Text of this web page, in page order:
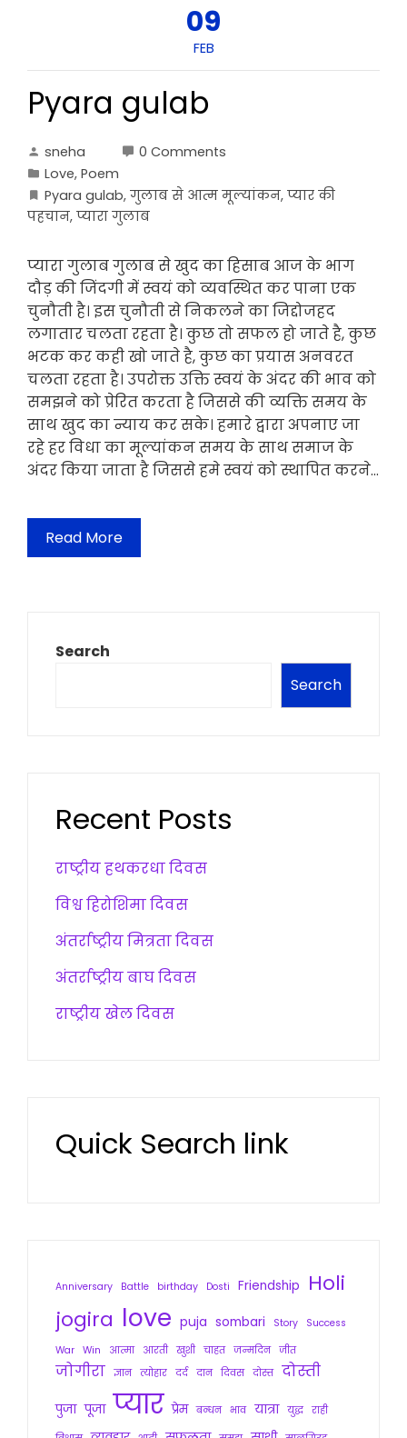
09
FEB
Pyara gulab
sneha
0 Comments
Love, Poem
Pyara gulab, गुलाब से आत्म मूल्यांकन, प्यार की
पहचान, प्यारा गुलाब
प्यारा गुलाब गुलाब से खुद का हिसाब आज के भाग
दौड़ की जिंदगी में स्वयं को व्यवस्थित कर पाना एक
चुनौती है। इस चुनौती से निकलने का जिद्दोजहद
लगातार चलता रहता है। कुछ तो सफल हो जाते है, कुछ
भटक कर कही खो जाते है, कुछ का प्रयास अनवरत
चलता रहता है। उपरोक्त उक्ति स्वयं के अंदर की भाव को
समझने को प्रेरित करता है जिससे की व्यक्ति समय के
साथ खुद का न्याय कर सके। हमारे द्वारा अपनाए जा
रहे हर विधा का मूल्यांकन समय के साथ समाज के
अंदर किया जाता है जिससे हमे स्वयं को स्थापित करने…
Read More
Search
Search
Recent Posts
राष्ट्रीय हथकरधा दिवस
विश्व हिरोशिमा दिवस
अंतर्राष्ट्रीय मित्रता दिवस
अंतर्राष्ट्रीय बाघ दिवस
राष्ट्रीय खेल दिवस
Quick Search link
Anniversary Battle birthday Dosti Friendship
Holi
jogira love puja sombari Story
Success
War Win आत्मा आरती खुशी चाहत जन्मदिन जीत
जोगीरा ज्ञान त्योहार दर्द दान दिवस दोस्त दोस्ती
पुजा पूजा प्यार प्रेम बन्धन भाव यात्रा युद्ध राही